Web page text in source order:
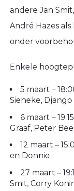
andereJan
André Hazes als
onder
Enkele
5 maart –
Sieneke,
6 maart –
Graaf, Peter
12 maart –
en Donnie
27 maart –
Smit, Corry